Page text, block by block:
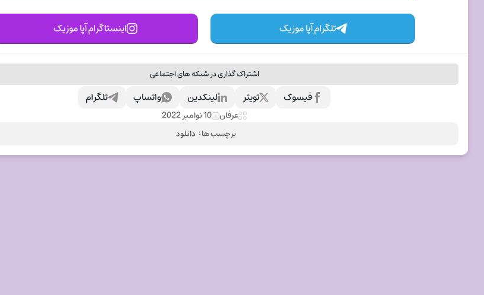
تلگرام آپا موزیک اینستاگرام آپا موزیک
اشتراک گذاری در شبکه های اجتماعی
تلگرام واتساپ لینکدین تویتر فیسوک
عرفان 10 نوامبر 2022
برچسب ها : دانلود